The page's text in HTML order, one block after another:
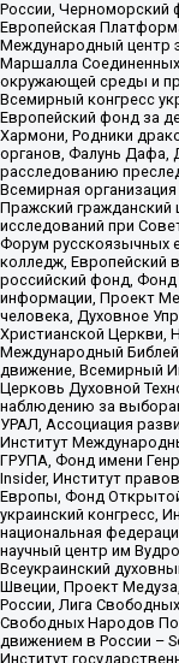
России, Черноморский
Европейская
Международный центр
Маршалла
окружающей среды и
Всемирный конгресс
Европейский фонд за
Хармони, Родники
органов, Фалунь Дафа,
расследованию
Всемирная
Пражский гражданский
исследований при
Форум русскоязычных
колледж, Европейский
российский фонд,
информации, Проект
человека, Духовное
Христианской Церкви,
Международный
движение, Всемирный
Церковь Духовной
наблюдению за
УРАЛ, Ассоциация
Институт
ГРУПА, Фонд имени
Insider, Институт
Европы, Фонд Открытой
украинский конгресс,
национальная
научный центр им
Всеукраинский
Швеции, Проект
России, Лига
Свободных Народов
движением в России –
Институт